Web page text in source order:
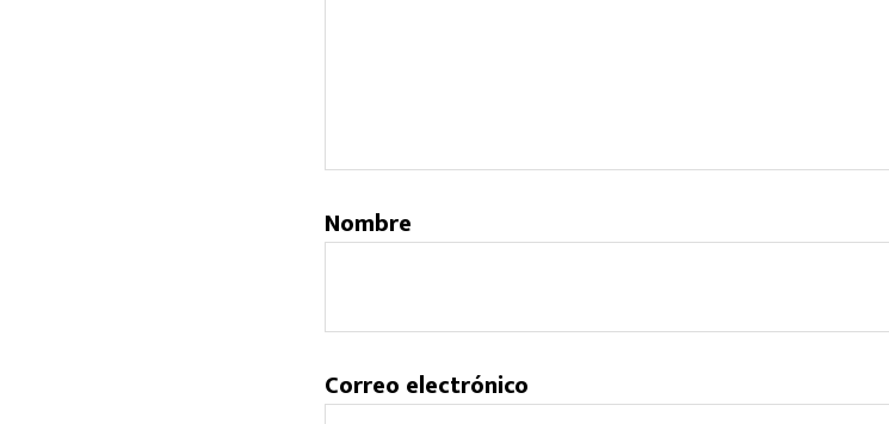
Nombre
Correo electrónico